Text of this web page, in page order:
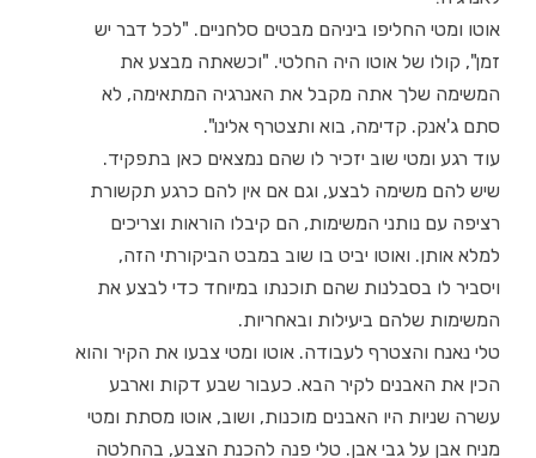
אוטו ומטי החליפו ביניהם מבטים סלחניים. "לכל דבר יש
זמן", קולו של אוטו היה החלטי. "וכשאתה מבצע את
המשימה שלך אתה מקבל את האנרגיה המתאימה, לא
סתם ג'אנק. קדימה, בוא ותצטרף אלינו".
עוד רגע ומטי שוב יזכיר לו שהם נמצאים כאן בתפקיד.
שיש להם משימה לבצע, וגם אם אין להם כרגע תקשורת
רציפה עם נותני המשימות, הם קיבלו הוראות וצריכים
למלא אותן. ואוטו יביט בו שוב במבט הביקורתי הזה,
ויסביר לו בסבלנות שהם תוכנתו במיוחד כדי לבצע את
המשימות שלהם ביעילות ובאחריות.
טלי נאנח והצטרף לעבודה. אוטו ומטי צבעו את הקיר והוא
הכין את האבנים לקיר הבא. כעבור שבע דקות וארבע
עשרה שניות היו האבנים מוכנות, ושוב, אוטו מסתת ומטי
מניח אבן על גבי אבן. טלי פנה להכנת הצבע, בהחלטה